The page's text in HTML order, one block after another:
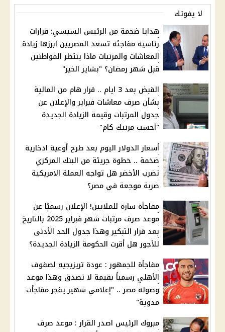
لا يفوتك
هدايا ضخمة من الرئيس السيسي: قرارات
رئاسية مفاجئة تسعد المصريين ابرزها زيادة
المعاشات والمرتبات ماذا ينتظر المواطنين
قبل شهر رمضان؟ "بشاير الخير"
القبض بعد 3 ايام .. قرار هام من المالية
بشأن صرف معاشات فبراير والإعلان عن
جدول المرتبات وقيمة الزيادة الجديدة
"أحسب مرتبك كام"
أسعار الدولار اليوم بعد طرح أوعية ادخارية
ضخمة .. خطوة جريئة من البنك المركزي
تضرب الأخضر هل تواجه العملة الامريكية
ضربة موجعة في مصر؟
مفاجأة سارة للملايين! الإعلان رسميًا عن
موعد صرف مرتبات شهر فبراير 2025 بالتاريخ
بعد قرار التبكير وهذا جدول الحد الأدنى
للأجور هل أقرت الحكومة الزيادة الجديدة؟
مفاجأة للجمهور : عودة تريزيجيه لصفوف
الأهلي رسمياً بقيمة لا تصدق وهذا موعد
وصوله مصر .. "إعلامي شهير يفجر مفاجأت
مدوية"
مبروك الرئيس اصدر القرار : موعد صرف